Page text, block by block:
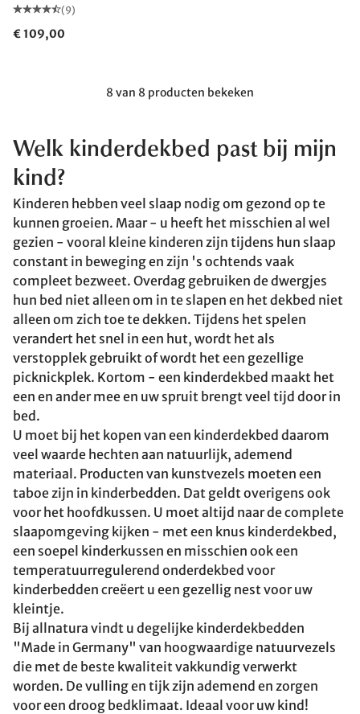
(9)
€ 109,00
8 van 8 producten bekeken
Welk kinderdekbed past bij mijn
kind?
Kinderen hebben veel slaap nodig om gezond op te
kunnen groeien. Maar - u heeft het misschien al wel
gezien - vooral kleine kinderen zijn tijdens hun slaap
constant in beweging en zijn 's ochtends vaak
compleet bezweet. Overdag gebruiken de dwergjes
hun bed niet alleen om in te slapen en het dekbed niet
alleen om zich toe te dekken. Tijdens het spelen
verandert het snel in een hut, wordt het als
verstopplek gebruikt of wordt het een gezellige
picknickplek. Kortom - een kinderdekbed maakt het
een en ander mee en uw spruit brengt veel tijd door in
bed.
U moet bij het kopen van een kinderdekbed daarom
veel waarde hechten aan natuurlijk, ademend
materiaal. Producten van kunstvezels moeten een
taboe zijn in kinderbedden. Dat geldt overigens ook
voor het hoofdkussen. U moet altijd naar de complete
slaapomgeving kijken - met een knus kinderdekbed,
een soepel kinderkussen en misschien ook een
temperatuurregulerend onderdekbed voor
kinderbedden creëert u een gezellig nest voor uw
kleintje.
Bij allnatura vindt u degelijke kinderdekbedden
"Made in Germany" van hoogwaardige natuurvezels
die met de beste kwaliteit vakkundig verwerkt
worden. De vulling en tijk zijn ademend en zorgen
voor een droog bedklimaat. Ideaal voor uw kind!